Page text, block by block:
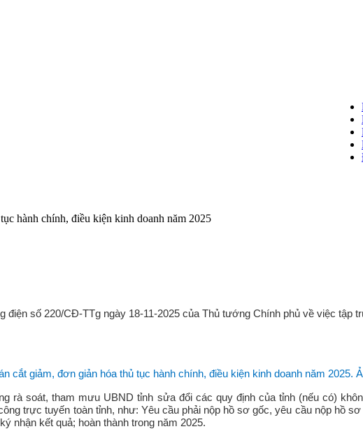
hành chính, điều kiện kinh doanh năm 2025
điện số 220/CĐ-TTg ngày 18-11-2025 của Thủ tướng Chính phủ về việc tập
cắt giảm, đơn giản hóa thủ tục hành chính, điều kiện kinh doanh năm 2025.
rà soát, tham mưu UBND tỉnh sửa đổi các quy định của tỉnh (nếu có)
trực tuyến toàn tỉnh, như: Yêu cầu phải nộp hồ sơ gốc, yêu cầu nộp hồ
nhận kết quả; hoàn thành trong năm 2025.